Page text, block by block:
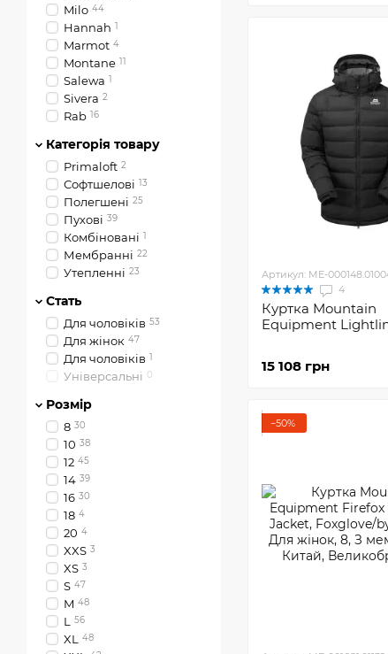
Артикул: ME-
4
Куртка Mountain
Equipment
15 108 грн
−50%
Milo 44
Hannah 1
Marmot 4
Montane 11
Salewa 1
Sivera 2
Rab 16
Категорія товару
Primaloft 2
Софтшелові 13
Полегшені 25
Пухові 39
Комбіновані 1
Мембранні 22
Утепленні 23
Стать
Для чоловіків 53
Для жінок 47
Для чоловiкiв 1
Універсальні 0
Розмір
8 30
10 38
12 45
14 39
16 30
18 4
20 4
XXS 3
XS 3
S 47
M 48
L 56
XL 48